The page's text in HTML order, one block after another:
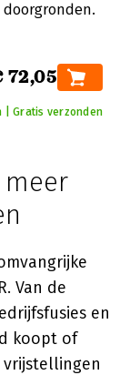
72,05
| Gratis verzonden
Van de
en
koopt of